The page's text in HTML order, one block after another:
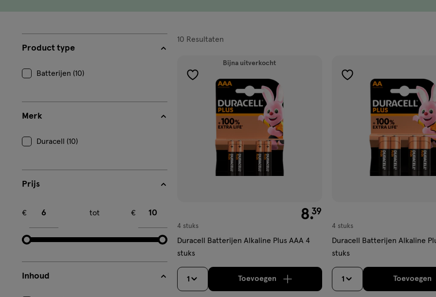
filters
Product type
Batterijen (10)
Merk
Duracell (10)
Prijs
€
tot
€
Inhoud
10 Resultaten
producten
Bijna uitverkocht
toevoegen
verlanglijst
€ 8.39
8.39
4 stuks
Duracell Batterijen Alkaline Plus AAA 4
stuks
1 Toevoegenverhoog aantal met één, Bijna uitverkocht!Er
toevoegen
verlanglijst
4 stuks
Duracell Batterijen Alkaline
stuks
1 Toevoegen